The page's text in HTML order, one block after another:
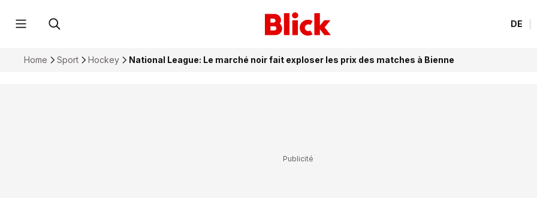
DE
Home Sport Hockey National League: Le marché noir fait exploser les prix des matches à Bienne